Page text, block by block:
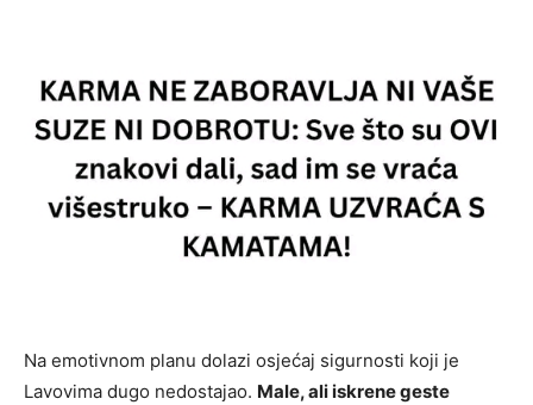
Na emotivnom planu dolazi osjećaj sigurnosti koji je
Lavovima dugo nedostajao. Male, ali iskrene geste